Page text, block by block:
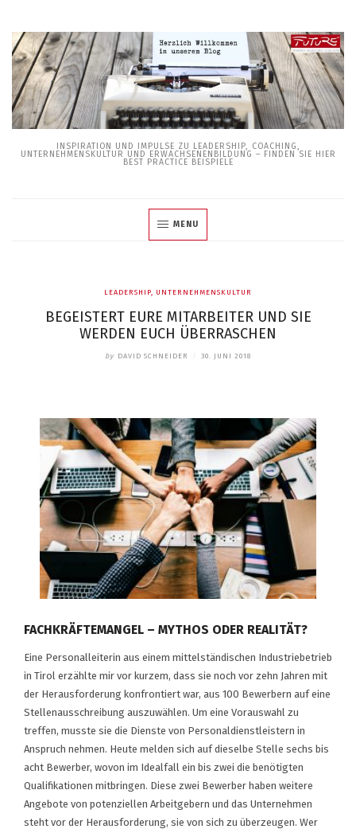
Skip
to
content
INSPIRATION UND IMPULSE ZU LEADERSHIP, COACHING,
UNTERNEHMENSKULTUR UND ERWACHSENENBILDUNG – FINDEN SIE HIER
BEST PRACTICE BEISPIELE
MENU
LEADERSHIP UNTERNEHMENSKULTUR
BEGEISTERT EURE MITARBEITER UND SIE
WERDEN EUCH ÜBERRASCHEN
by DAVID SCHNEIDER 30. JUNI 2018
FACHKRÄFTEMANGEL – MYTHOS ODER REALITÄT?
Eine Personalleiterin aus einem mittelständischen Industriebetrieb
in Tirol erzählte mir vor kurzem, dass sie noch vor zehn Jahren mit
der Herausforderung konfrontiert war, aus 100 Bewerbern auf eine
Stellenausschreibung auszuwählen. Um eine Vorauswahl zu
treffen, musste sie die Dienste von Personaldienstleistern in
Anspruch nehmen. Heute melden sich auf dieselbe Stelle sechs bis
acht Bewerber, wovon im Idealfall ein bis zwei die benötigten
Qualifikationen mitbringen. Diese zwei Bewerber haben weitere
Angebote von potenziellen Arbeitgebern und das Unternehmen
steht vor der Herausforderung, sie von sich zu überzeugen. Wer